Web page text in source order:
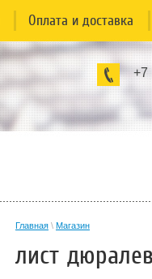
+7
Оплата и доставка
Главная \ Магазин
лист